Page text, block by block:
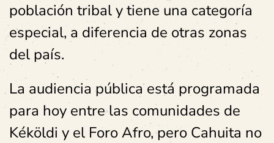
población tribal y tiene una categoría
especial, a diferencia de otras zonas
del país.
La audiencia pública está programada
para hoy entre las comunidades de
Kéköldi y el Foro Afro, pero Cahuita no